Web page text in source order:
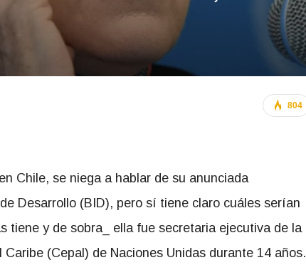
804
Chile, se niega a hablar de su anunciada
Desarrollo (BID), pero sí tiene claro cuáles serían
tiene y de sobra_ ella fue secretaria ejecutiva de la
(Cepal) de Naciones Unidas durante 14 años.